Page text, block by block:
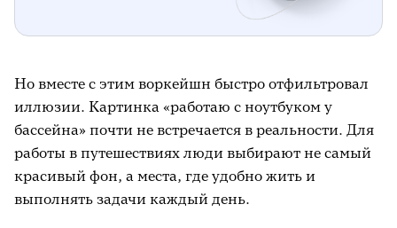
Но вместе с этим воркейшн быстро отфильтровал
иллюзии. Картинка «работаю с ноутбуком у
бассейна» почти не встречается в реальности. Для
работы в путешествиях люди выбирают не самый
красивый фон, а места, где удобно жить и
выполнять задачи каждый день.